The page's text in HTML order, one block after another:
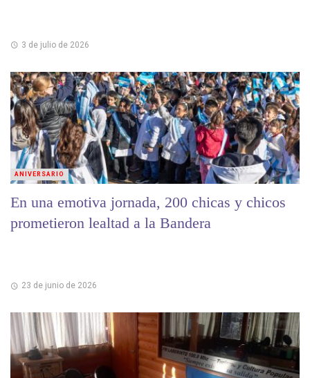
3 de julio de 2026
En una emotiva jornada, 200 chicas y chicos
prometieron lealtad a la Bandera
23 de junio de 2026
ANIVERSARIO